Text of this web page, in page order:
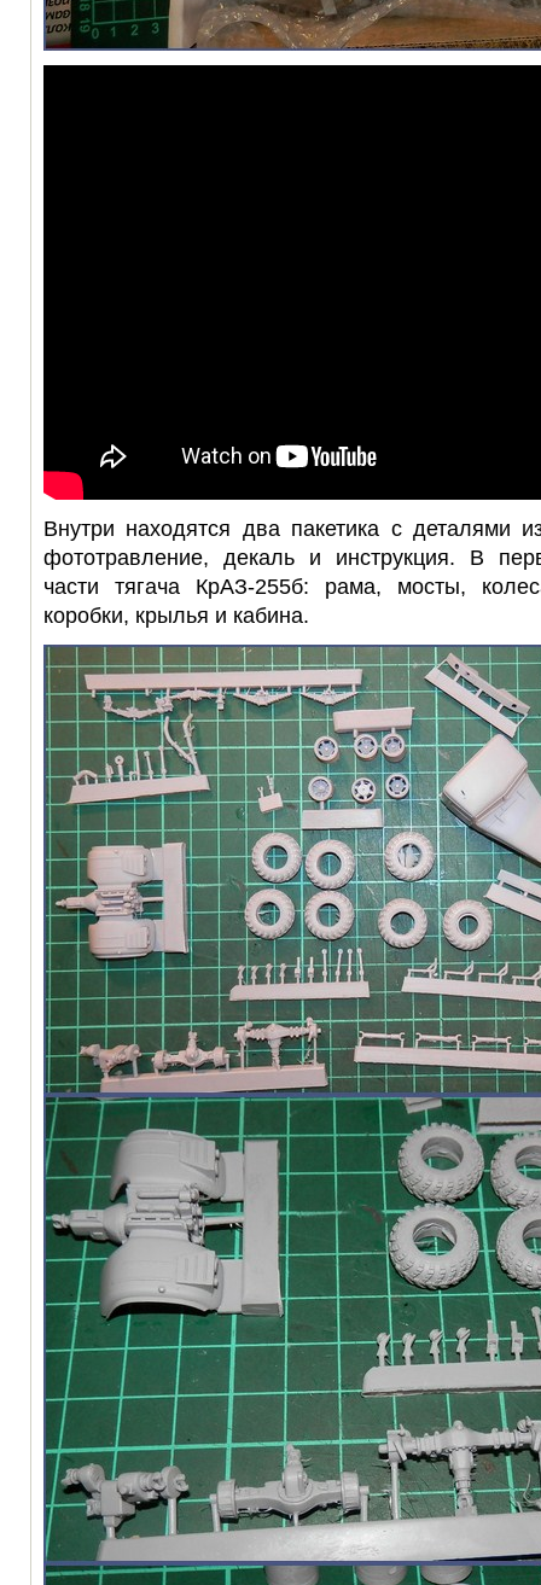
Внутри находятся два пакетика с деталями
фототравление, декаль и инструкция. В
части тягача КрАЗ-255б: рама, мосты,
коробки, крылья и кабина.